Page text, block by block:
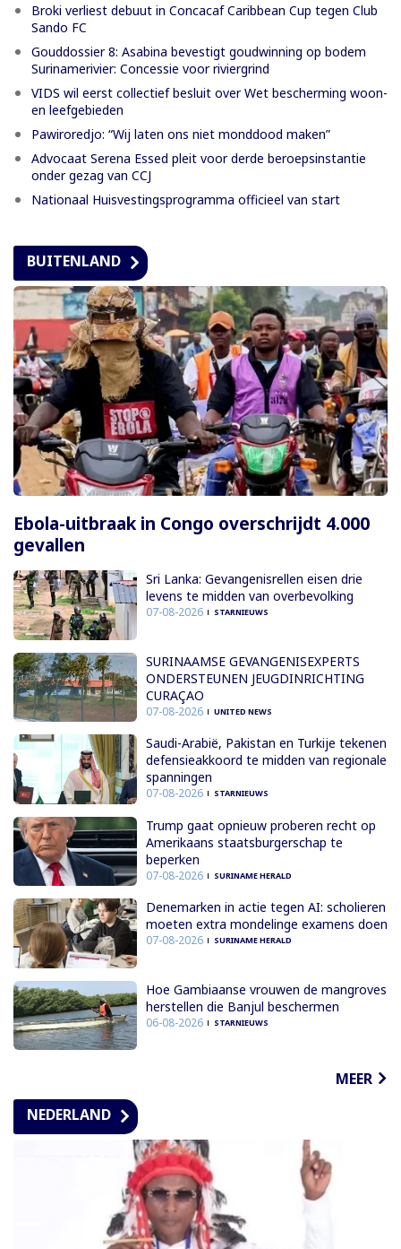
Broki verliest debuut in Concacaf Caribbean Cup tegen Club
Sando FC
Gouddossier 8: Asabina bevestigt goudwinning op bodem
Surinamerivier: Concessie voor riviergrind
VIDS wil eerst collectief besluit over Wet bescherming woon-
en leefgebieden
Pawiroredjo: “Wij laten ons niet monddood maken”
Advocaat Serena Essed pleit voor derde beroepsinstantie
onder gezag van CCJ
Nationaal Huisvestingsprogramma officieel van start
BUITENLAND
Ebola-uitbraak in Congo overschrijdt 4.000
gevallen
Sri Lanka: Gevangenisrellen eisen drie
levens te midden van overbevolking
07-08-2026 STARNIEUWS
SURINAAMSE GEVANGENISEXPERTS
ONDERSTEUNEN JEUGDINRICHTING
CURAÇAO
07-08-2026 UNITED NEWS
Saudi-Arabië, Pakistan en Turkije tekenen
defensieakkoord te midden van regionale
spanningen
07-08-2026 STARNIEUWS
Trump gaat opnieuw proberen recht op
Amerikaans staatsburgerschap te
beperken
07-08-2026 SURINAME HERALD
Denemarken in actie tegen AI: scholieren
moeten extra mondelinge examens doen
07-08-2026 SURINAME HERALD
Hoe Gambiaanse vrouwen de mangroves
herstellen die Banjul beschermen
06-08-2026 STARNIEUWS
MEER
NEDERLAND